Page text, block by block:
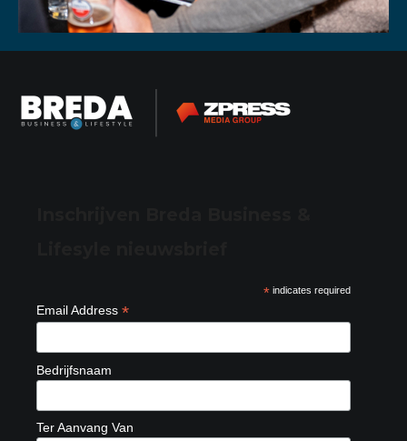
*indicates required
Email Address *
Bedrijfsnaam
Ter Aanvang Van